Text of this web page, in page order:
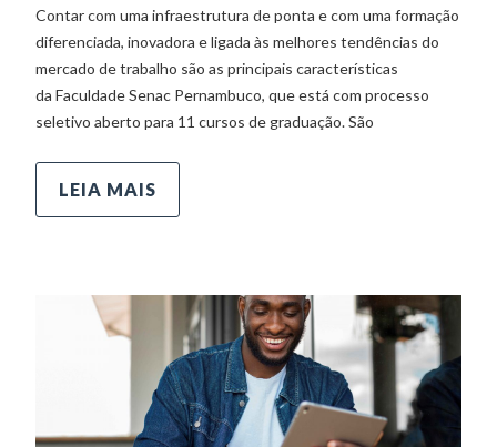
Contar com uma infraestrutura de ponta e com uma formação
diferenciada, inovadora e ligada às melhores tendências do
mercado de trabalho são as principais características
da Faculdade Senac Pernambuco, que está com processo
seletivo aberto para 11 cursos de graduação. São
LEIA MAIS